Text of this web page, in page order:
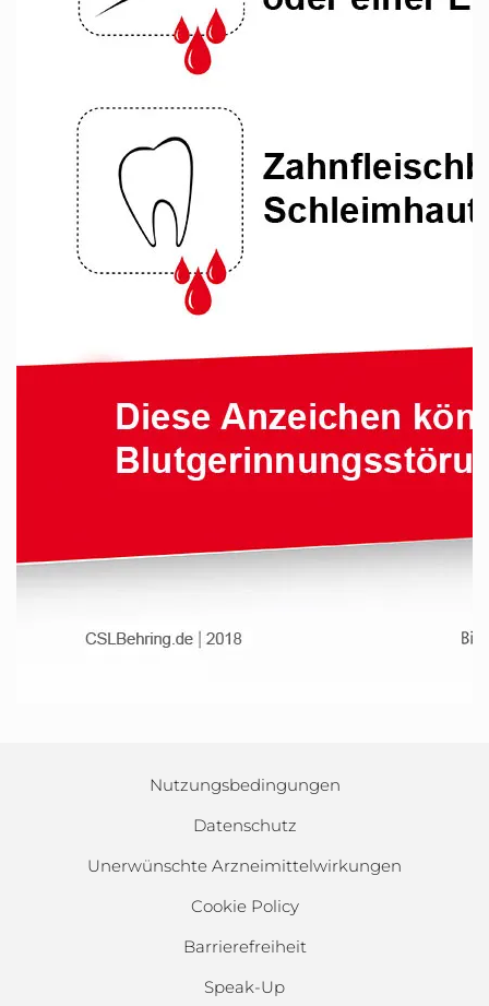
Nutzungsbedingungen
Datenschutz
Unerwünschte Arzneimittelwirkungen
Cookie Policy
Barrierefreiheit
Speak-Up